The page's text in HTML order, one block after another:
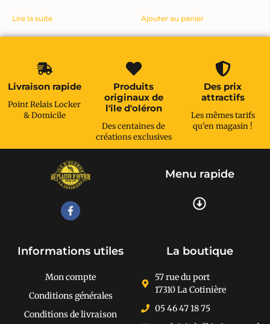
Lire la suite Ajouter au panier
Livraison rapide
Point Relais Locker
& Domicile
Produits
originaux de
l'île d'oléron
Des centaines de
créations exclusives
Des prix
attractifs
Les mêmes tarifs
qu'en magasin !
Menu rapide
Informations utiles
Mon compte
Conditions générales
Conditions de livraison
La boutique
57 rue du port
17310 La Cotinière
05 46 47 18 75